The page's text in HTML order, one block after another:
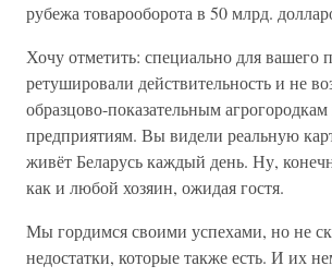
рубежа товарооборота в 50 млрд.
Хочу отметить: специально для вашего
ретушировали действительность и не
образцово-показательным
предприятиям. Вы видели реальную
живёт Беларусь каждый день. Ну,
как и любой хозяин, ожидая гостя.
Мы гордимся своими успехами, но не
недостатки, которые также есть. И их